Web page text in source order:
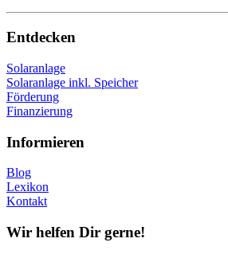
Entdecken
Solaranlage
Solaranlage inkl. Speicher
Förderung
Finanzierung
Informieren
Blog
Lexikon
Kontakt
Wir helfen Dir gerne!